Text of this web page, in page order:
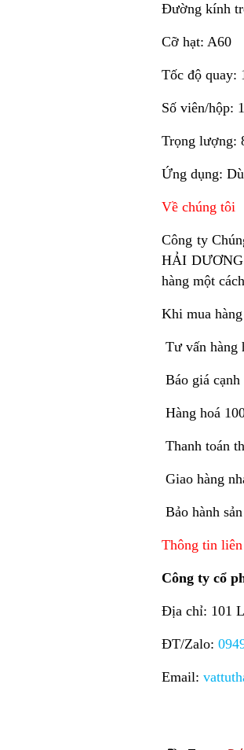
Đường kính
Cỡ hạt: A60
Tốc độ quay:
Số viên/hộp:
Trọng lượng:
Ứng dụng:
Về chúng tôi
Công ty
HẢI
hàng một
Khi mua
Tư vấn hàng
Báo giá
Hàng hoá
Thanh toán
Giao hàng
Bảo hành
Thông tin
Công ty cổ
Địa chỉ: 101
ĐT/Zalo:
Email: